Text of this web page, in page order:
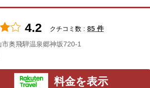
4.2 クチコミ数 : 85 件
奥飛騨温泉郷神坂720-1
料金を表示